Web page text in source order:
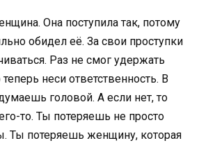
Она поступила так, потому
обидел её. За свои проступки
Раз не смог удержать
неси ответственность. В
головой. А если нет, то
то. Ты потеряешь не просто
Ты потеряешь женщину, которая